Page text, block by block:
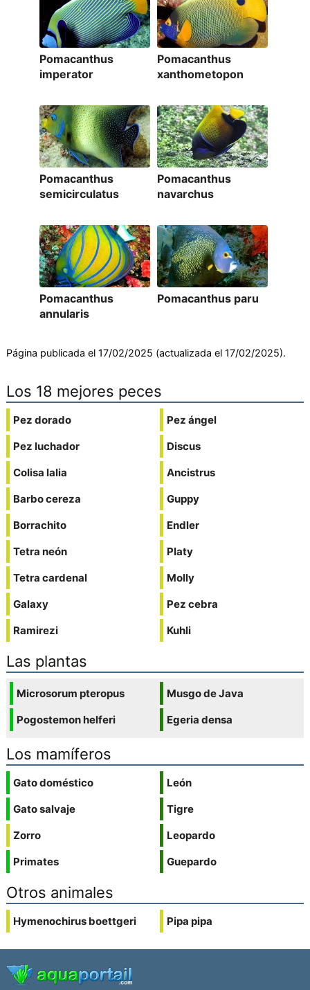
Pomacanthus
imperator
Pomacanthus
xanthometopon
Pomacanthus
semicirculatus
Pomacanthus
navarchus
Pomacanthus
annularis
Pomacanthus paru
Página publicada el 17/02/2025 (actualizada el 17/02/2025).
Los 18 mejores peces
Pez dorado
Pez luchador
Colisa lalia
Barbo cereza
Borrachito
Tetra neón
Tetra cardenal
Galaxy
Ramirezi
Pez ángel
Discus
Ancistrus
Guppy
Endler
Platy
Molly
Pez cebra
Kuhli
Las plantas
Microsorum pteropus
Pogostemon helferi
Musgo de Java
Egeria densa
Los mamíferos
Gato doméstico
Gato salvaje
Zorro
Primates
León
Tigre
Leopardo
Guepardo
Otros animales
Hymenochirus boettgeri Pipa pipa